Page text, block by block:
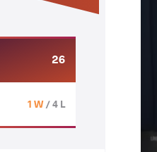
26
1 W/ 4 L